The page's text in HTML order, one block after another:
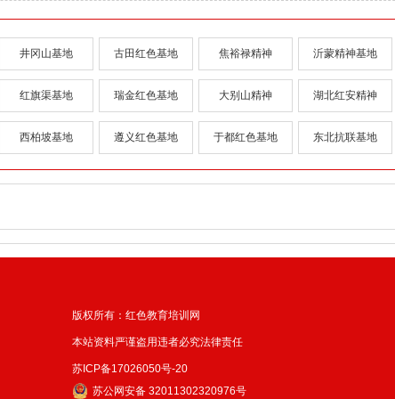
井冈山基地 古田红色基地 焦裕禄精神 沂蒙精神基地
红旗渠基地 瑞金红色基地 大别山精神 湖北红安精神
西柏坡基地 遵义红色基地 于都红色基地 东北抗联基地
版权所有：红色教育培训网
本站资料严谨盗用违者必究法律责任
苏ICP备17026050号-20
苏公网安备 32011302320976号